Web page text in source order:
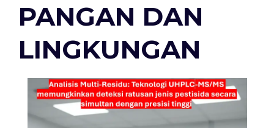
PANGAN DAN
LINGKUNGAN